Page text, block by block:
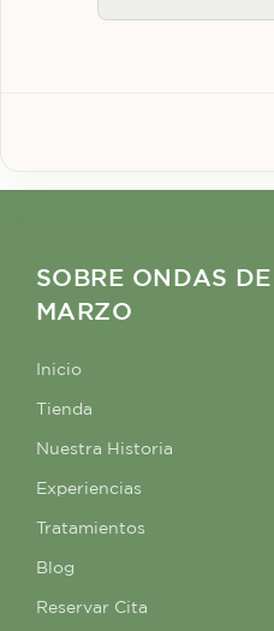
SOBRE ONDAS DE
MARZO
Inicio
Tienda
Nuestra Historia
Experiencias
Tratamientos
Blog
Reservar Cita